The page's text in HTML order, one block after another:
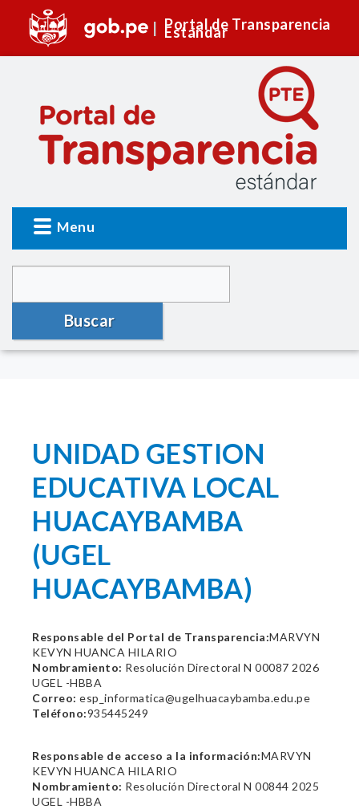
Portal de Transparencia
Estándar
Menu
Buscar
UNIDAD GESTION
EDUCATIVA LOCAL
HUACAYBAMBA
(UGEL
HUACAYBAMBA)
Responsable del Portal de Transparencia:MARVYN
KEVYN HUANCA HILARIO
Nombramiento: Resolución Directoral N 00087 2026
UGEL -HBBA
Correo: esp_informatica@ugelhuacaybamba.edu.pe
Teléfono:935445249
Responsable de acceso a la información:MARVYN
KEVYN HUANCA HILARIO
Nombramiento: Resolución Directoral N 00844 2025
UGEL -HBBA